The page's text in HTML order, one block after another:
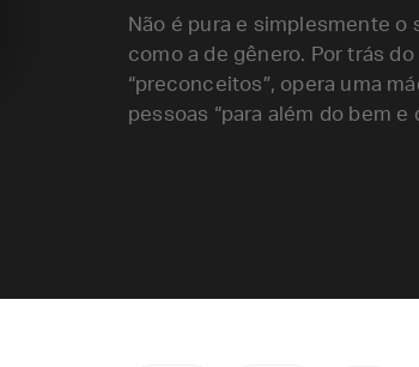
Não é pura e simplesmente o
como a de gênero. Por trás
“preconceitos”, opera uma
pessoas “para além do bem